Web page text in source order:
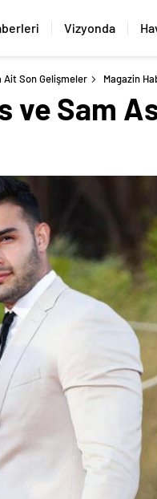
Vizyonda
Ait Son Gelişmeler Magazin
ve Sam